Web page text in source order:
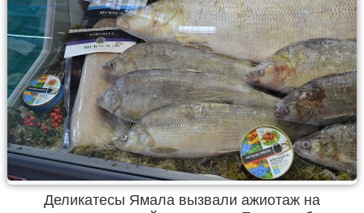
Деликатесы Ямала вызвали ажиотаж на